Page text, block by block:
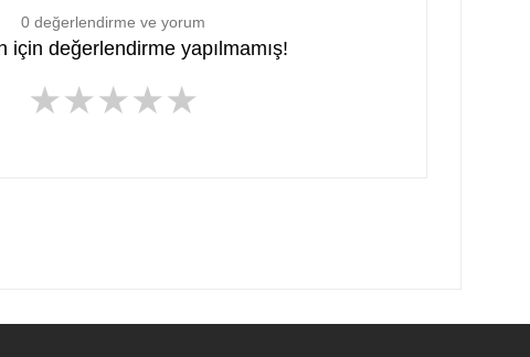
0 değerlendirme ve yorum
için değerlendirme yapılmamış!
★★★★★